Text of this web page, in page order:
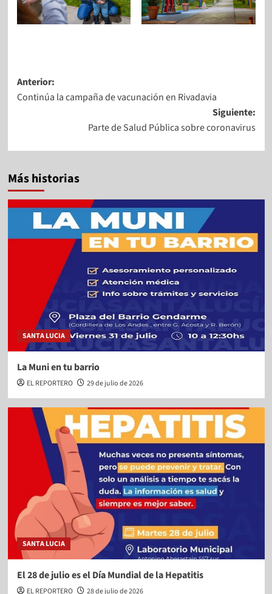
Anterior:
Continúa la campaña de vacunación en Rivadavia
Siguiente:
Parte de Salud Pública sobre coronavirus
Más historias
SANTA LUCIA
La Muni en tu barrio
EL REPORTERO 29 de julio de 2026
SANTA LUCIA
El 28 de julio es el Día Mundial de la Hepatitis
EL REPORTERO 28 de julio de 2026